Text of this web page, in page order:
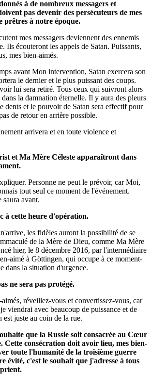
à de nombreux messagers et
pas devenir des persécuteurs de mes
prêtres à notre époque.
mes messagers deviennent des ennemis
Ils écouteront les appels de Satan. Puissants,
mes bien-aimés.
avant Mon intervention, Satan exercera son
le dernier et le plus puissant des coups.
lui sera retiré. Tous ceux qui suivront alors
la damnation éternelle. Il y aura des pleurs
dents et le pouvoir de Satan sera effectif pour
de retour en arrière possible.
arrivera et en toute violence et
et Ma Mère Céleste apparaîtront dans
Personne ne peut le prévoir, car Moi,
tout seul ce moment de l'événement.
saura avant.
à cette heure d'opération.
les fidèles auront la possibilité de se
de la Mère de Dieu, comme Ma Mère
hier, le 8 décembre 2016, par l'intermédiaire
aimé à Göttingen, qui occupe à ce moment-
dans la situation d'urgence.
ne sera pas protégé.
réveillez-vous et convertissez-vous, car
viendrai avec beaucoup de puissance et de
juste au coin de la rue.
que la Russie soit consacrée au Cœur
Cette consécration doit avoir lieu, mes bien-
toute l'humanité de la troisième guerre
évité, c'est le souhait que j'adresse à tous